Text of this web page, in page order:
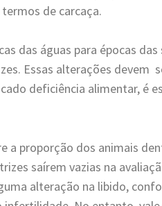
de carcaça.
das águas para épocas das
Essas alterações devem
deficiência alimentar, é
a proporção dos animais
saírem vazias na
alteração na libido,